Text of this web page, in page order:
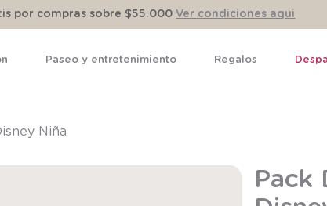
por compras sobre $55.000 Ver condiciones aqui
Paseo y entretenimiento Regalos
Niña
Pack
1